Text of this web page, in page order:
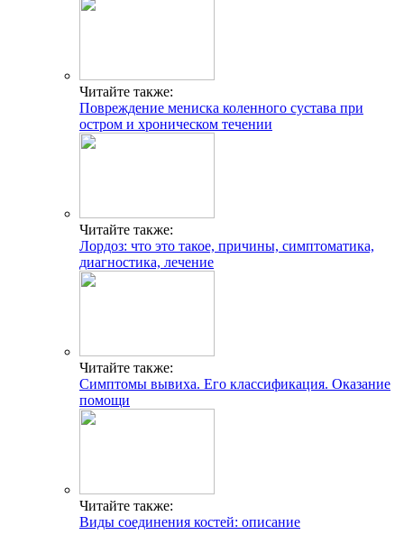
Читайте также:
Повреждение мениска коленного сустава при
остром и хроническом течении
Читайте также:
Лордоз: что это такое, причины, симптоматика,
диагностика, лечение
Читайте также:
Симптомы вывиха. Его классификация. Оказание
помощи
Читайте также:
Виды соединения костей: описание